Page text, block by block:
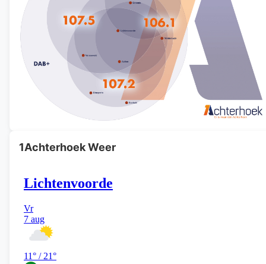
1Achterhoek Weer